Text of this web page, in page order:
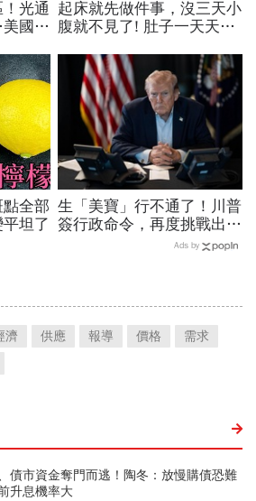
光通
國制
困難
起床就先做件事，沒三天小
腹就不見了! 肚子一天天變
全部
坦了
生「美寶」行不通了！川普
簽行政命令，再度挑戰出生
公民權、打擊生育旅遊：不
Ads by
濟 供應 報導 價格
需求
債市資金奪門而逃！陶冬：放慢購債恐難
升息機率大